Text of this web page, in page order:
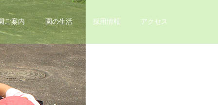
ご案内 園の生活 採用情報 アクセス